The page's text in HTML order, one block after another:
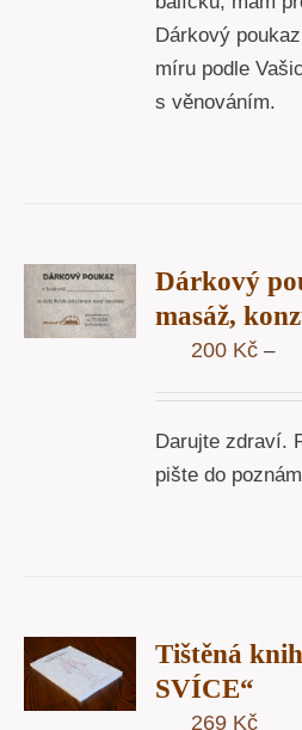
Dárkový
míru podle
s věnováním.
Dárkový
masáž,
200 Kč –
Darujte zdraví.
pište do
Tištěná
SVÍCE“
269 Kč